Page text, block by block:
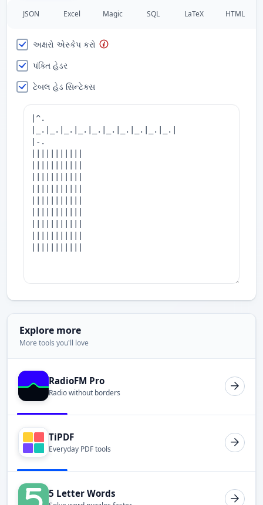
JSON Excel Magic SQL LaTeX HTML
અક્ષરો એસ્કેપ કરો
પંક્તિ હેડર
ટેબલ હેડ સિન્ટેક્સ
Explore more
More tools you'll love
RadioFM Pro
Radio without borders
TiPDF
Everyday PDF tools
5 Letter Words